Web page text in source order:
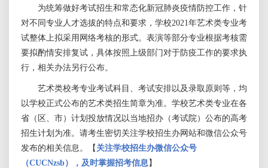
为统筹做好考试招生和常态化新冠肺炎疫情防控工作，针
对不同专业人才选拔的特点和要求，学校2021年艺术类专业考
试整体上拟采用网络考核的形式。表演等部分专业根据考核需
要拟酌情安排复试，具体按照上级部门对于防疫工作的要求执
行，相关办法另行公布。
艺术类校考专业考试科目、考试安排以及录取原则等，均
以学校正式公布的艺术类招生简章为准。 学校艺术类专业在各
省（区、市）计划投放情况以当地招办（考试院）公布的高考
招生计划为准。 请考生密切关注学校招生办网站和微信公众号
发布的相关信息。 【 关注学校招生办微信公众号
（CUCNzsb），及时掌握招考信息】